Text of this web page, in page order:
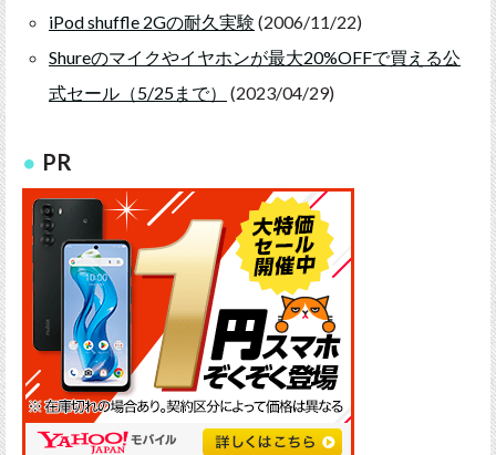
iPod shuffle 2Gの耐久実験 (2006/11/22)
Shureのマイクやイヤホンが最大20%OFFで買える公
式セール（5/25まで）
(2023/04/29)
PR